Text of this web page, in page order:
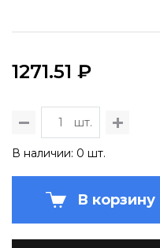
1271.51 ₽
шт.
В наличии: 0 шт.
В корзину